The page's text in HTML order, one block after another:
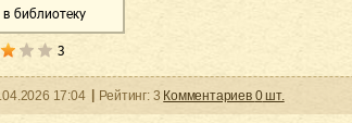
в библиотеку
3
17:04 Рейтинг: 3 Комментариев 0шт.